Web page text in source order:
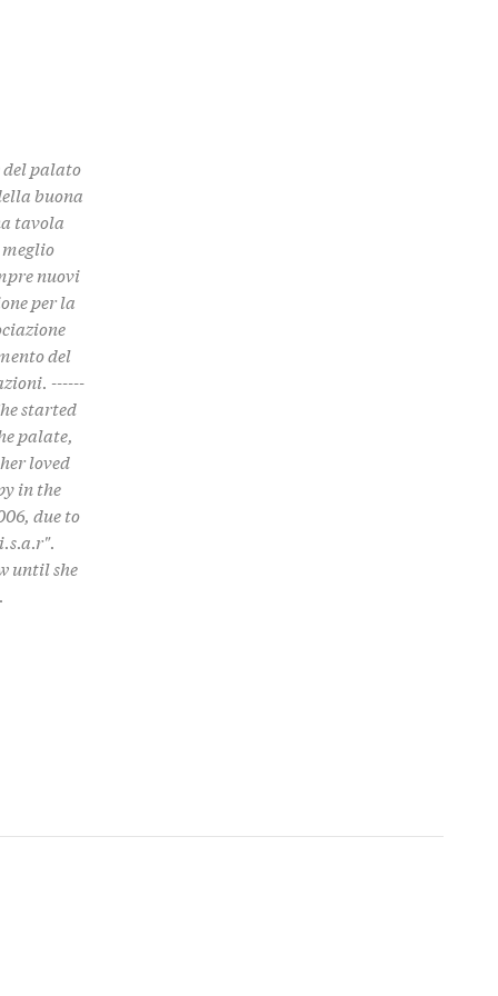
del palato
buona
tavola
nuovi
per la
del
------
started
palate,
loved
in the
due to
until she